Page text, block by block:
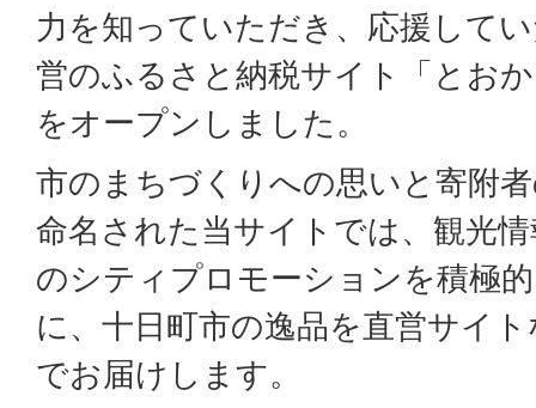
力を知っていただき、応援して
営のふるさと納税サイト「とお
をオープンしました。
市のまちづくりへの思いと寄附
命名された当サイトでは、観光
のシティプロモーションを積極
に、十日町市の逸品を直営サイ
でお届けします。